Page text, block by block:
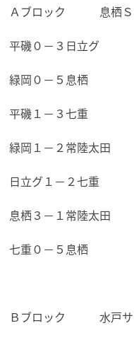
Ａブロック 息栖Ｓ
平磯０－３日立グ
緑岡０－５息栖
平磯１－３七重
緑岡１－２常陸太田
日立グ１－２七重
息栖３－１常陸太田
七重０－５息栖
Ｂブロック 水戸サ